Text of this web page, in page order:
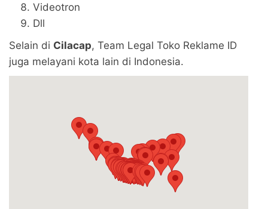
Videotron
Dll
Selain di Cilacap, Team Legal Toko Reklame ID
juga melayani kota lain di Indonesia.